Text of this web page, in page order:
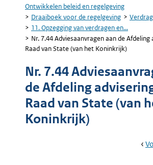
Kruimelpad
Ontwikkelen beleid en regelgeving
Draaiboek voor de regelgeving
11. Opzegging van verdragen en...
Nr. 7.44 Adviesaanvragen aan de Afdeling
Raad van State (van het Koninkrijk)
Nr. 7.44
de Afdeling
Raad van State (van
Koninkrijk)
Ga